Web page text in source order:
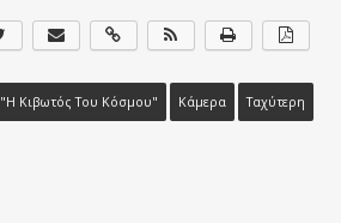
"Η Κιβωτός Του Κόσμου" Κάμερα Ταχύτερη